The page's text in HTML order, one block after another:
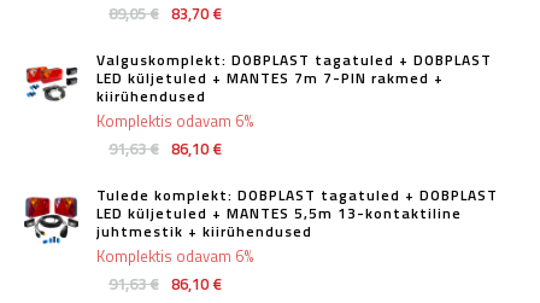
89,05 € 83,70 €
Valguskomplekt: DOBPLAST tagatuled + DOBPLAST
LED küljetuled + MANTES 7m 7-PIN rakmed +
kiirühendused
91,63 € 86,10 €
Komplektis odavam 6%
Tulede komplekt: DOBPLAST tagatuled + DOBPLAST
LED küljetuled + MANTES 5,5m 13-kontaktiline
juhtmestik + kiirühendused
91,63 € 86,10 €
Komplektis odavam 6%